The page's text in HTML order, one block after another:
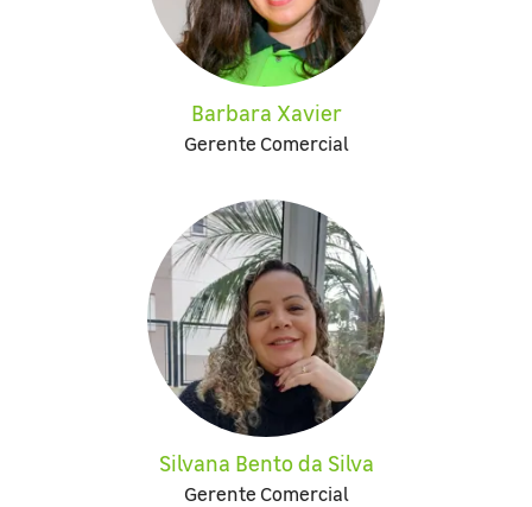
Barbara Xavier
Gerente Comercial
Silvana Bento da Silva
Gerente Comercial